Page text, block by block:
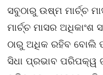
ସବୁଠାରୁ ଉଷ୍ମ ମାର୍ଚ୍ଚ
ମାର୍ଚ୍ଚ ମାସର ଅଧିକାଂଶ
ଠାରୁ ଅଧିକ ରହିବ ବୋଲି
ସିଧା ପ୍ରଭାବ